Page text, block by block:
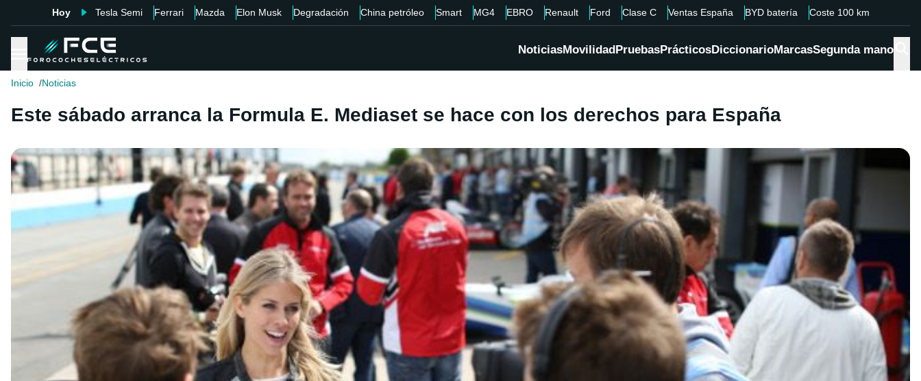
Hoy Tesla Semi Ferrari Mazda Elon Musk Degradación China petróleo Smart MG4 EBRO Renault Ford Clase C Ventas España BYD batería Coste 100 km
NoticiasMovilidadPruebasPrácticosDiccionarioMarcasSegunda mano
Inicio Noticias
Este sábado arranca la Formula E. Mediaset se hace con los derechos para España